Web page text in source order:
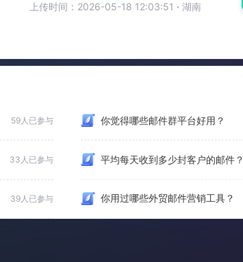
上传时间：2026-05-18 12:03:51 · 湖南
59人已参与 你觉得哪些邮件群平台好用？
33人已参与 平均每天收到多少封客户的邮件？
39人已参与 你用过哪些外贸邮件营销工具？